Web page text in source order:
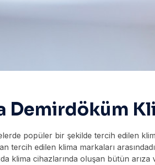
Demirdöküm
popüler bir şekilde tercih edilen
tercih edilen klima markaları
klima cihazlarında oluşan bütün